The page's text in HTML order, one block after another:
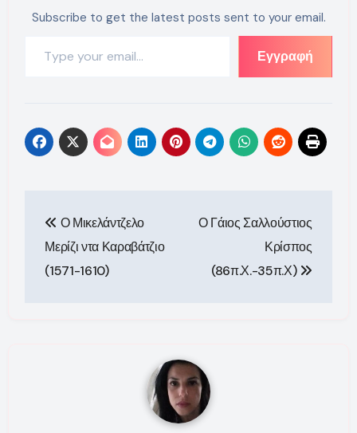
Subscribe to get the latest posts sent to your email.
Εγγραφή
άρθρων
Ο Μικελάντζελο
Μερίζι ντα Καραβάτζιο
(1571-1610)
Ο Γάιος Σαλλούστιος
Κρίσπος
(86π.Χ.-35π.Χ)